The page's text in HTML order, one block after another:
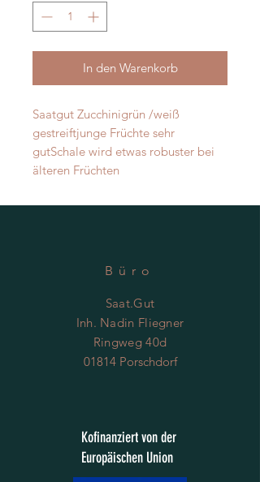
In den Warenkorb
Saatgut Zucchinigrün /weiß
gestreiftjunge Früchte sehr
gutSchale wird etwas robuster bei
älteren Früchten
Büro
Saat.Gut
Inh. Nadin Fliegner
Ringweg 40d
01814 Porschdorf
Kofinanziert von der
Europäischen Union